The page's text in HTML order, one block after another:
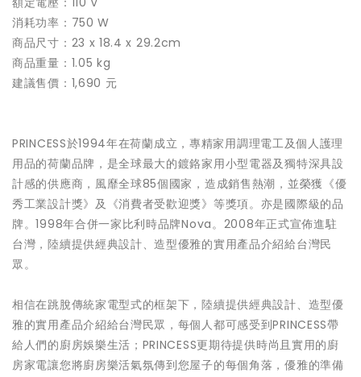
消耗功率：750 W
商品尺寸：23 x 18.4 x 29.2cm
商品重量：1.05 kg
建議售價：1,690 元
PRINCESS於1994年在荷蘭成立，專精家用調理電工及個人護理
用品的荷蘭品牌，是全球最大的鍍鉻家用小型電器及獨特深具設
計感的供應商，風靡全球85個國家，造成銷售熱潮，並榮獲《優
秀工業設計獎》及《消費者受歡迎獎》等獎項。亦是國際級的品
牌。1998年合併一家比利時品牌Nova。2008年正式宣佈進駐
台灣，陸續提供經典設計、造型優雅的實用產品介紹給台灣民
眾。
相信在跳脫傳統家電型式的框架下，陸續提供經典設計、造型優
雅的實用產品介紹給台灣民眾，每個人都可感受到PRINCESS帶
給人們的廚房娛樂生活；PRINCESS更期待提供時尚且實用的廚
房家電讓您將廚房樂活氣氛傳到您屋子的每個角落，優雅的準備